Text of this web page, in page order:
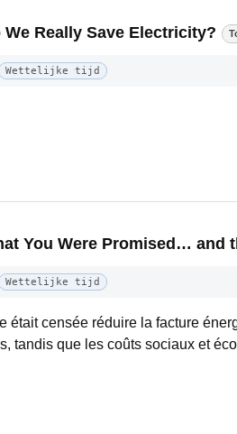
Really Save Electricity?
Wettelijke tijd
You Were Promised… and
Wettelijke tijd
était censée réduire la facture
tandis que les coûts sociaux et